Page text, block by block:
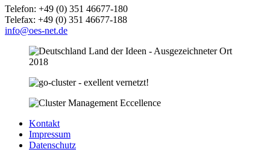
Telefon: +49 (0) 351 46677-180
Telefax: +49 (0) 351 46677-188
info@oes-net.de
Kontakt
Impressum
Datenschutz